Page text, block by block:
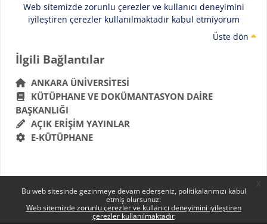
Bu web sitesinde gezinmeye devam ederseniz, politikalarımızı kabul
etmiş olursunuz:
Web sitemizde zorunlu çerezler ve kullanıcı deneyimini iyileştiren
çerezler kullanılmaktadır
Web sitemizde zorunlu çerezler ve kullanıcı deneyimini
iyileştiren çerezler kullanılmaktadır kabul etmiyorum
Üste dön
Bloklar
İlgili Bağlantılar 'yı atla
İlgili Bağlantılar
ANKARA ÜNIVERSITESI
KÜTÜPHANE VE DOKÜMANTASYON DAIRE
BAŞKANLIĞI
AÇIK ERIŞIM YAYINLAR
E-KÜTÜPHANE